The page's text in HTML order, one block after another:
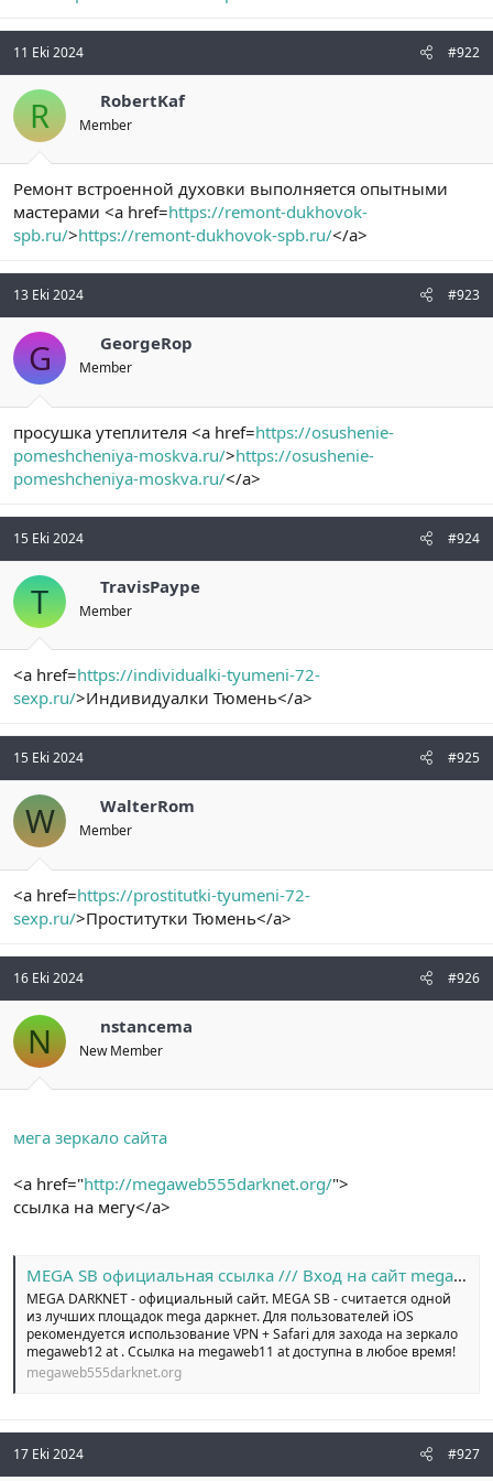
11 Eki 2024 #922
R RobertKaf
Member
Ремонт встроенной духовки выполняется опытными
мастерами <a href=https://remont-dukhovok-
spb.ru/>https://remont-dukhovok-spb.ru/</a>
13 Eki 2024 #923
G GeorgeRop
Member
просушка утеплителя <a href=https://osushenie-
pomeshcheniya-moskva.ru/>https://osushenie-
pomeshcheniya-moskva.ru/</a>
15 Eki 2024 #924
T TravisPaype
Member
<a href=https://individualki-tyumeni-72-
sexp.ru/>Индивидуалки Тюмень</a>
15 Eki 2024 #925
W WalterRom
Member
<a href=https://prostitutki-tyumeni-72-
sexp.ru/>Проститутки Тюмень</a>
16 Eki 2024 #926
N nstancema
New Member
мега зеркало сайта
<a href="http://megaweb555darknet.org/">
ссылка на мегу</a>
MEGA SB официальная ссылка /// Вход на сайт megaweb14 at
MEGA DARKNET - официальный сайт. MEGA SB - считается одной
из лучших площадок mega даркнет. Для пользователей iOS
рекомендуется использование VPN + Safari для захода на зеркало
megaweb12 at . Ссылка на megaweb11 at доступна в любое время!
megaweb555darknet.org
17 Eki 2024 #927